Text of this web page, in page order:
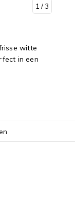
1 / 3
witte
in een